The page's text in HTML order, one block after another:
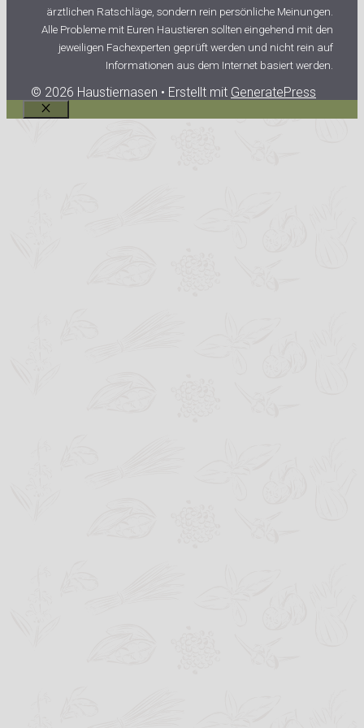
ärztlichen Ratschläge, sondern rein persönliche Meinungen.
Alle Probleme mit Euren Haustieren sollten eingehend mit den
jeweiligen Fachexperten geprüft werden und nicht rein auf
Informationen aus dem Internet basiert werden.
© 2026 Haustiernasen • Erstellt mit GeneratePress
Schließen